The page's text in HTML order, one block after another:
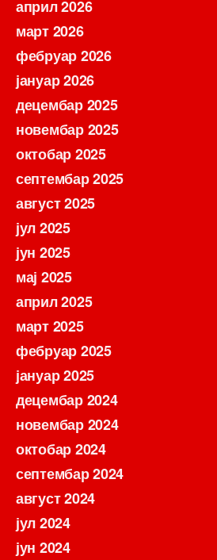
април 2026
март 2026
фебруар 2026
јануар 2026
децембар 2025
новембар 2025
октобар 2025
септембар 2025
август 2025
јул 2025
јун 2025
мај 2025
април 2025
март 2025
фебруар 2025
јануар 2025
децембар 2024
новембар 2024
октобар 2024
септембар 2024
август 2024
јул 2024
јун 2024